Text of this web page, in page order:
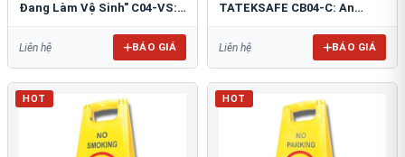
Đang Làm Vệ Sinh" C04-VS:
Liên hệ BÁO GIÁ
TATEKSAFE CB04-C: An
Liên hệ BÁO GIÁ
HOT HOT